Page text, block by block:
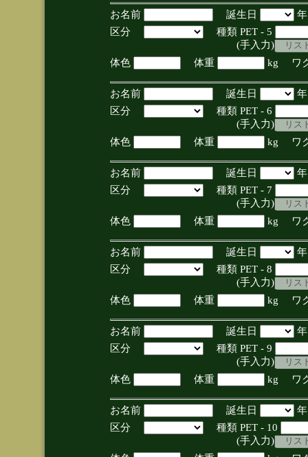
お名前 誕生日
区分
種類 PET - 5
(手入力)
体色
体重 kg ワ
お名前 誕生日
区分
種類 PET - 6
(手入力)
体色
体重 kg ワ
お名前 誕生日
区分
種類 PET - 7
(手入力)
体色
体重 kg ワ
お名前 誕生日
区分
種類 PET - 8
(手入力)
体色
体重 kg ワ
お名前 誕生日
区分
種類 PET - 9
(手入力)
体色
体重 kg ワ
お名前 誕生日
区分
種類 PET - 10
(手入力)